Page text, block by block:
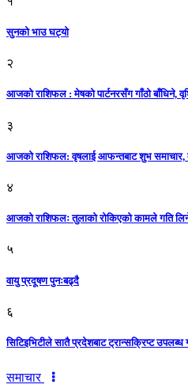
सुनको भाउ घट्याे
२
आजको राशिफल : मेषको पार्टनरसँग गाँठो बाँधिने,
३
आजकाे राशिफल: वृषलाई आफन्तबाट शुभ समाचार,
४
आजको राशिफलः तुलाकाे रोकिएको कामले गति
५
वायु प्रदूषण पुनःबढ्दै
६
सिटिइभिटीले सातै प्रदेशबाट ट्रान्सक्रिप्ट उपलब्ध
समाचार